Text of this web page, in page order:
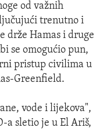
od važnih
trenutno i
drže Hamas i druge
se omogućio pun,
pristup civilima u
Greenfield.
vode i lijekova",
a sletio je u El Ariš,